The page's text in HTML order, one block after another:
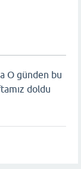
O günden bu
doldu